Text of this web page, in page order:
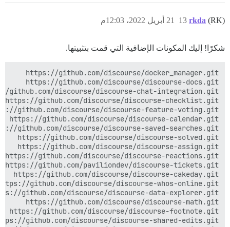
rkda (RK) 21 أبريل 2022، 12:03م 13
شكرًا! إليك المكونات الإضافية التي قمت بتثبيتها.